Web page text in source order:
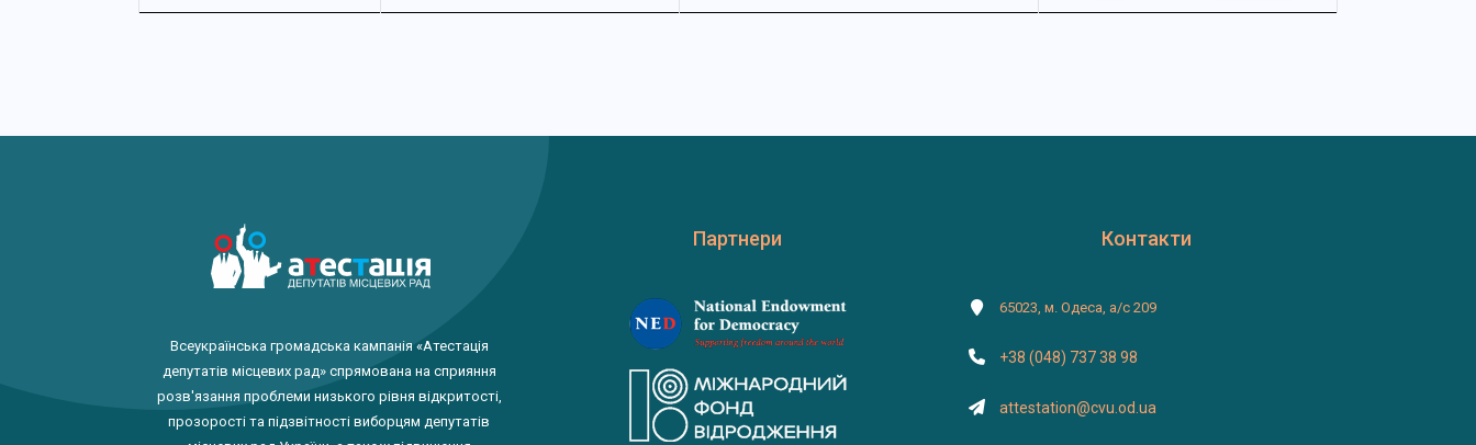
Всеукраїнська громадська кампанія «Атестація
депутатів місцевих рад» спрямована на сприяння
розв'язання проблеми низького рівня відкритості,
прозорості та підзвітності виборцям депутатів
Партнери Контакти
65023, м. Одеса, а/с 209
+38 (048) 737 38 98
attestation@cvu.od.ua